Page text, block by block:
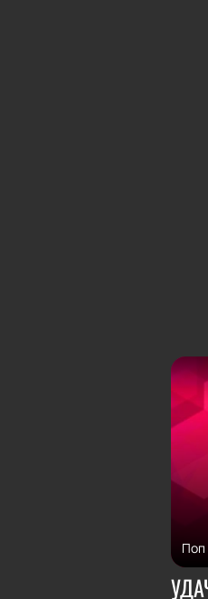
Поп